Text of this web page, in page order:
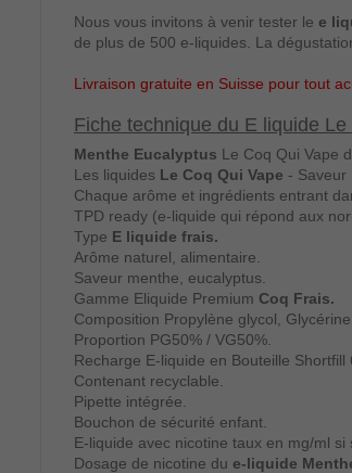
Nous vous invitons à venir tester le e
de plus de 500 e-liquides. La
Livraison gratuite en Suisse pour tout
Fiche technique du E liquide Le
Menthe Eucalyptus Le Coq Qui Vape
Les liquides Le Coq Qui Vape - Saveur
Chaque arôme et ingrédients entrant
TPD ready (e-liquide qui répond aux
Type E liquide frais.
Arôme naturel, alimentaire.
Saveur menthe, eucalyptus.
Gamme Eliquide Premium Coq Frais.
Composition Propylène glycol,
Proportion PG50% / VG50%.
Recharge E-liquide en Bouteille Shortfill
Contenant recyclable.
Pipette intégrée.
Bouchon de sécurité enfant.
E-liquide avec nicotine taux en mg/ml si
Dosage de nicotine du e-liquide